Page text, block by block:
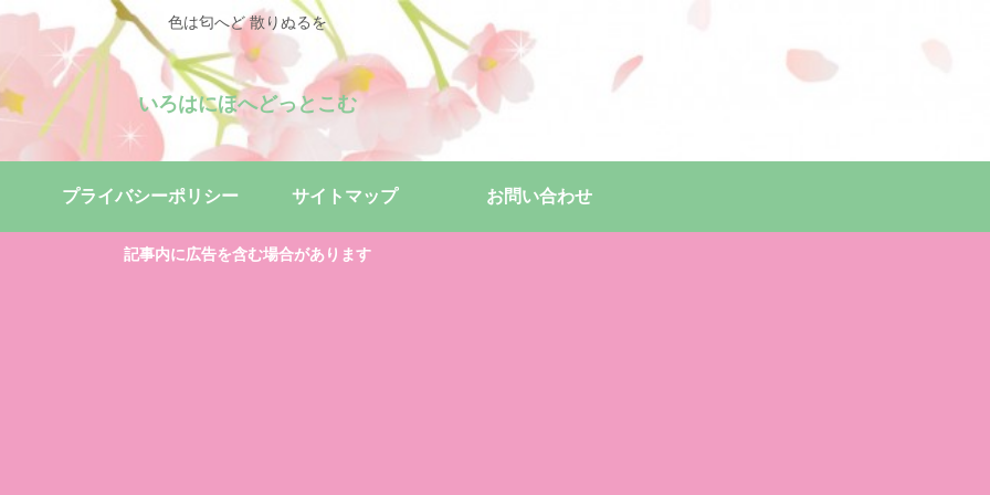
色は匂へど 散りぬるを
いろはにほへどっとこむ
プライバシーポリシー サイトマップ お問い合わせ
記事内に広告を含む場合があります